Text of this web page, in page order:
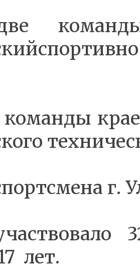
г.
лет.